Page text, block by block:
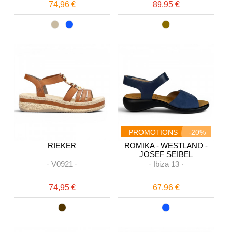
74,96 € 89,95 €
RIEKER
· V0921 ·
74,95 €
PROMOTIONS -20%
ROMIKA - WESTLAND -
JOSEF SEIBEL
· Ibiza 13·
67,96 €